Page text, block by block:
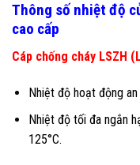
Thông số nhiệt độ
cao cấp
Cáp chống cháy LSZH
Nhiệt độ hoạt động
Nhiệt độ tối đa ngắn
125°C.